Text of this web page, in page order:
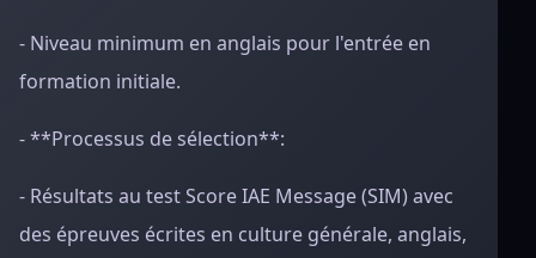
- Niveau minimum en anglais pour l'entrée en
formation initiale.
- **Processus de sélection**:
- Résultats au test Score IAE Message (SIM) avec
des épreuves écrites en culture générale, anglais,